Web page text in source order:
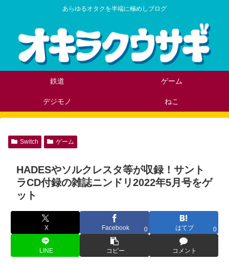
あらゆるオタクを半端に極めしブログ
鉄道 ゲーム
デジモノ ねこ
Switch ゲーム
HADESやソルクレスタ等が収録！サント
ラCD付録の雑誌ニンドリ2022年5月号をゲ
ット
X Facebook 0 はてブ 0
LINE コピー コメント